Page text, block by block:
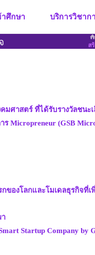
าศึกษา บริการวิชาก
ส
สตร์ ที่ได้รับรางวัลชนะเ
Micropreneur (GSB
องโลกและโมเดลธุรกิจ
Startup Company by